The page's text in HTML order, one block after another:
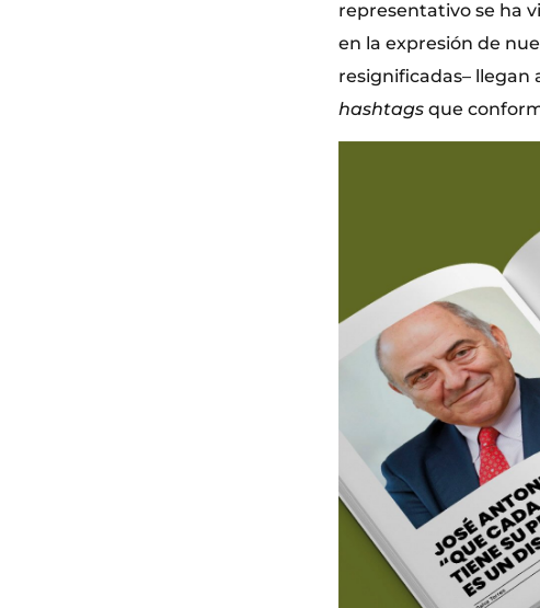
representativo se ha
en la expresión de
resignificadas– llegan
hashtags que